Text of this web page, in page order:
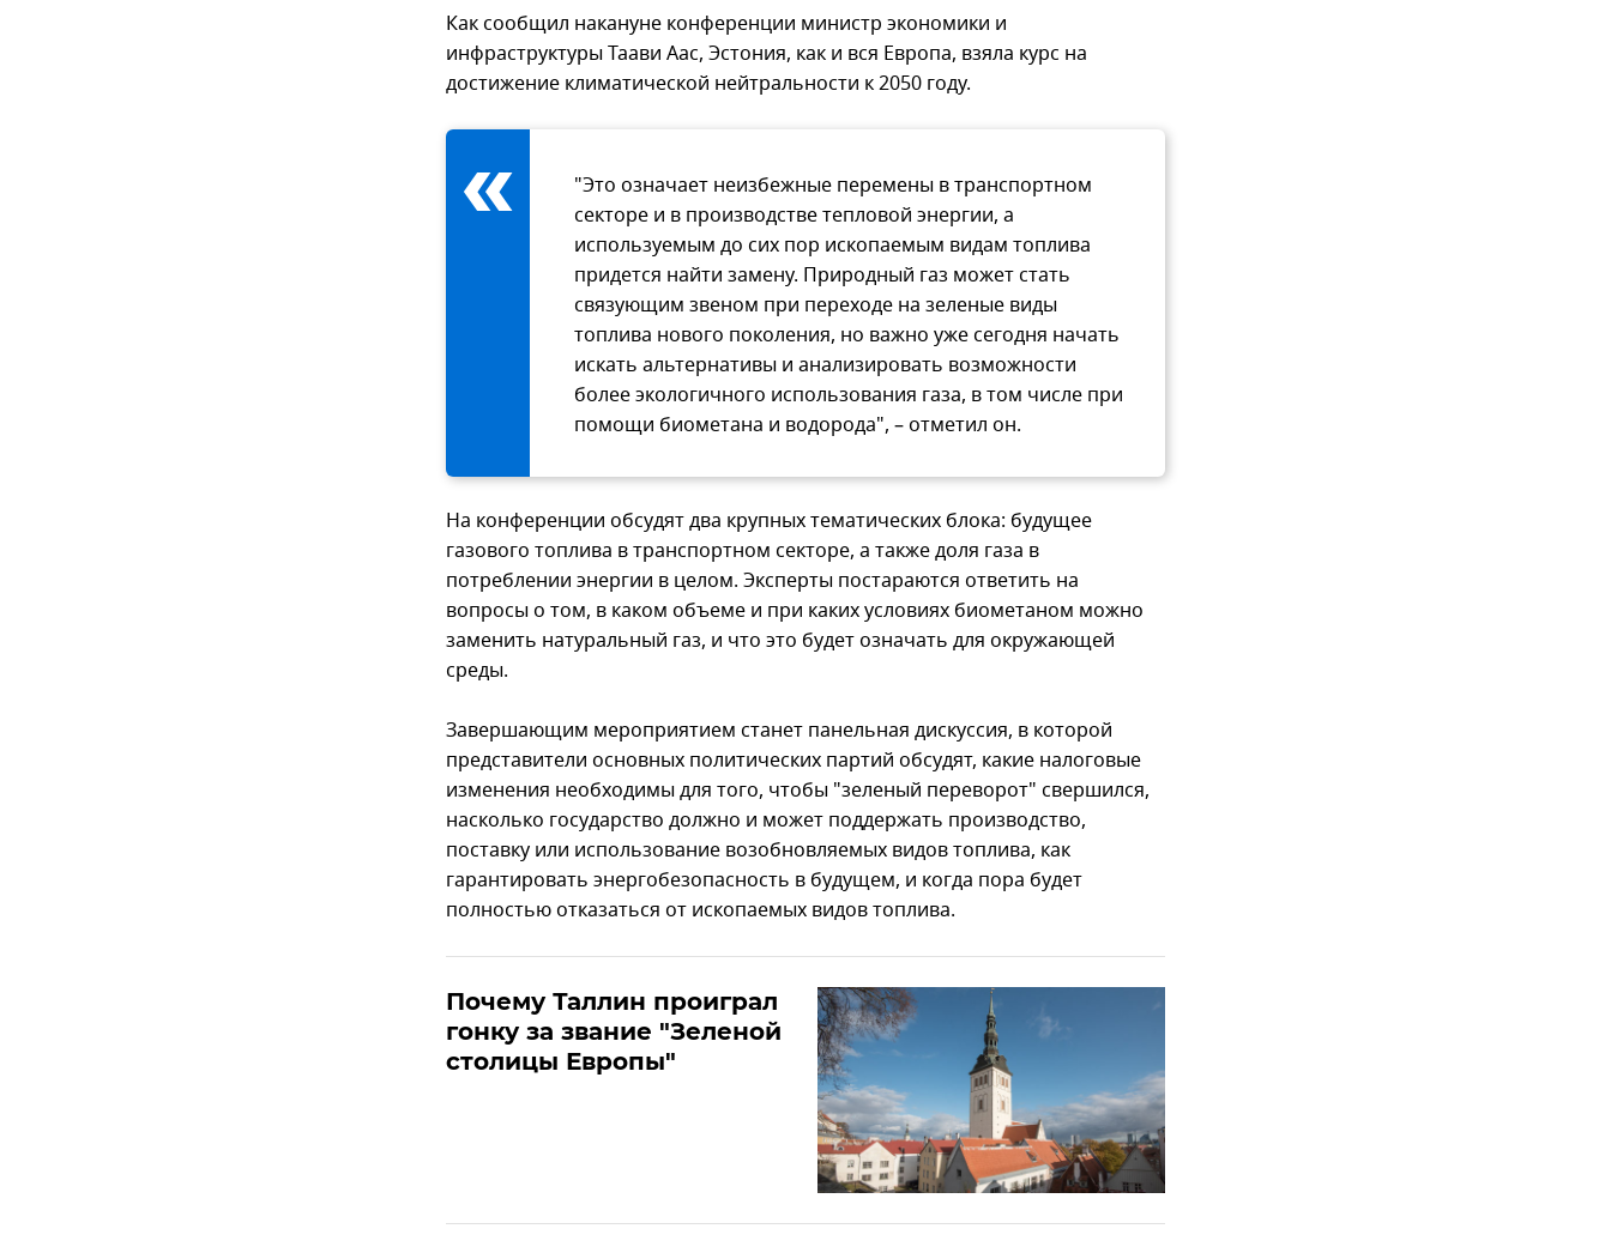
Как сообщил накануне конференции министр экономики и
инфраструктуры Таави Аас, Эстония, как и вся Европа, взяла курс на
достижение климатической нейтральности к 2050 году.
"Это означает неизбежные перемены в транспортном
секторе и в производстве тепловой энергии, а
используемым до сих пор ископаемым видам топлива
придется найти замену. Природный газ может стать
связующим звеном при переходе на зеленые виды
топлива нового поколения, но важно уже сегодня начать
искать альтернативы и анализировать возможности
более экологичного использования газа, в том числе при
помощи биометана и водорода", – отметил он.
На конференции обсудят два крупных тематических блока: будущее
газового топлива в транспортном секторе, а также доля газа в
потреблении энергии в целом. Эксперты постараются ответить на
вопросы о том, в каком объеме и при каких условиях биометаном можно
заменить натуральный газ, и что это будет означать для окружающей
среды.
Завершающим мероприятием станет панельная дискуссия, в которой
представители основных политических партий обсудят, какие налоговые
изменения необходимы для того, чтобы "зеленый переворот" свершился,
насколько государство должно и может поддержать производство,
поставку или использование возобновляемых видов топлива, как
гарантировать энергобезопасность в будущем, и когда пора будет
полностью отказаться от ископаемых видов топлива.
Почему Таллин проиграл
гонку за звание "Зеленой
столицы Европы"